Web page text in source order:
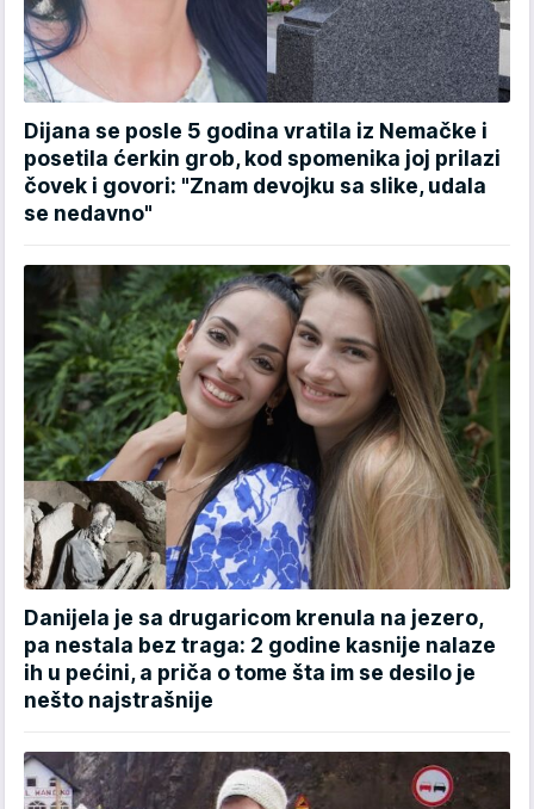
Dijana se posle 5 godina vratila iz Nemačke i
posetila ćerkin grob, kod spomenika joj prilazi
čovek i govori: "Znam devojku sa slike, udala
se nedavno"
Danijela je sa drugaricom krenula na jezero,
pa nestala bez traga: 2 godine kasnije nalaze
ih u pećini, a priča o tome šta im se desilo je
nešto najstrašnije